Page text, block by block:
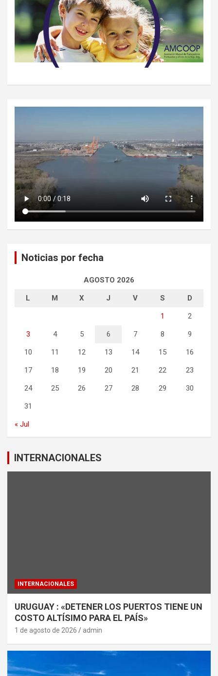
Noticias por fecha
AGOSTO 2026
L M X J V S D
1 2
3 4 5 6 7 8 9
10 11 12 13 14 15 16
17 18 19 20 21 22 23
24 25 26 27 28 29 30
31
« Jul
INTERNACIONALES
INTERNACIONALES
URUGUAY : «DETENER LOS PUERTOS TIENE UN
COSTO ALTÍSIMO PARA EL PAÍS»
1 de agosto de 2026 admin